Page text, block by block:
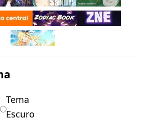
Tema
Escuro